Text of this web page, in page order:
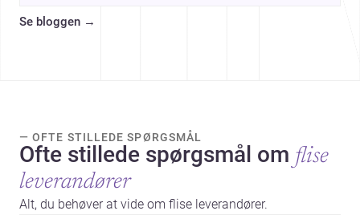
Se bloggen →
— OFTE STILLEDE SPØRGSMÅL
Ofte stillede spørgsmål om flise
leverandører
Alt, du behøver at vide om flise leverandører.